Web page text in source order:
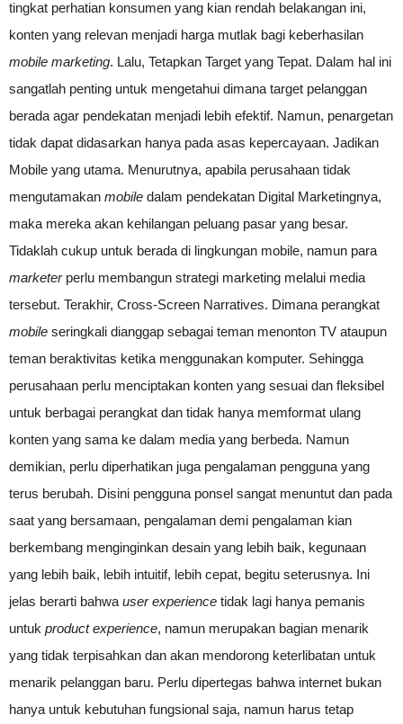
tingkat perhatian konsumen yang kian rendah belakangan ini,
konten yang relevan menjadi harga mutlak bagi keberhasilan
mobile marketing. Lalu, Tetapkan Target yang Tepat. Dalam hal ini
sangatlah penting untuk mengetahui dimana target pelanggan
berada agar pendekatan menjadi lebih efektif. Namun, penargetan
tidak dapat didasarkan hanya pada asas kepercayaan. Jadikan
Mobile yang utama. Menurutnya, apabila perusahaan tidak
mengutamakan mobile dalam pendekatan Digital Marketingnya,
maka mereka akan kehilangan peluang pasar yang besar.
Tidaklah cukup untuk berada di lingkungan mobile, namun para
marketerperlu membangun strategi marketing melalui media
tersebut. Terakhir, Cross-Screen Narratives. Dimana perangkat
mobile seringkali dianggap sebagai teman menonton TV ataupun
teman beraktivitas ketika menggunakan komputer. Sehingga
perusahaan perlu menciptakan konten yang sesuai dan fleksibel
untuk berbagai perangkat dan tidak hanya memformat ulang
konten yang sama ke dalam media yang berbeda. Namun
demikian, perlu diperhatikan juga pengalaman pengguna yang
terus berubah. Disini pengguna ponsel sangat menuntut dan pada
saat yang bersamaan, pengalaman demi pengalaman kian
berkembang menginginkan desain yang lebih baik, kegunaan
yang lebih baik, lebih intuitif, lebih cepat, begitu seterusnya. Ini
jelas berarti bahwa user experience tidak lagi hanya pemanis
untuk product experience, namun merupakan bagian menarik
yang tidak terpisahkan dan akan mendorong keterlibatan untuk
menarik pelanggan baru. Perlu dipertegas bahwa internet bukan
hanya untuk kebutuhan fungsional saja, namun harus tetap